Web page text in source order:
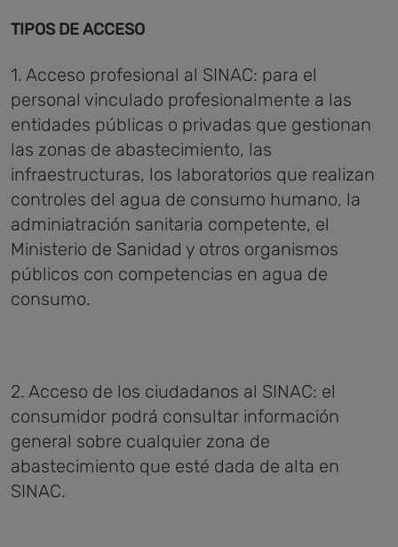
TIPOS DE ACCESO
1. Acceso profesional al SINAC: para el
personal vinculado profesionalmente a las
entidades públicas o privadas que gestionan
las zonas de abastecimiento, las
infraestructuras, los laboratorios que realizan
controles del agua de consumo humano, la
adminiatración sanitaria competente, el
Ministerio de Sanidad y otros organismos
públicos con competencias en agua de
consumo.
2. Acceso de los ciudadanos al SINAC: el
consumidor podrá consultar información
general sobre cualquier zona de
abastecimiento que esté dada de alta en
SINAC.